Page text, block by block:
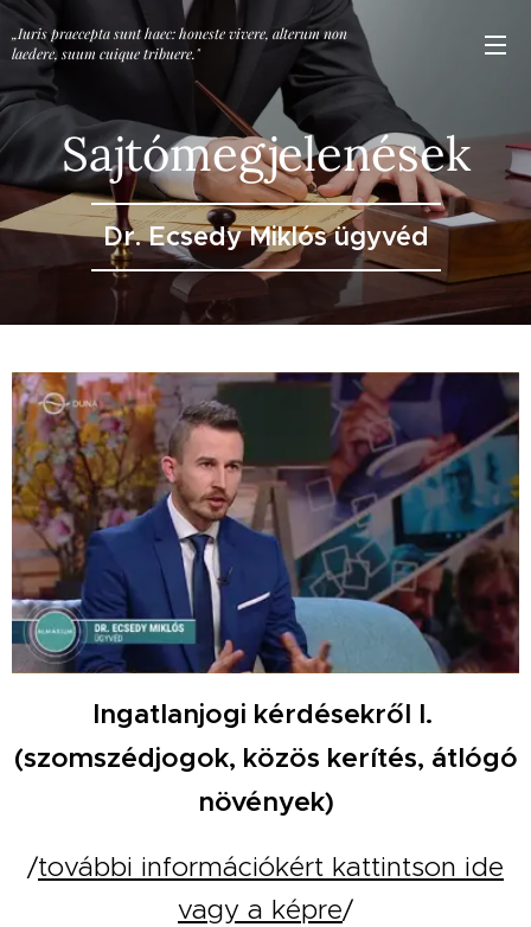
„Iuris praecepta sunt haec: honeste vivere, alterum non
laedere, suum cuique tribuere."
Sajtómegjelenések
Dr. Ecsedy Miklós ügyvéd
Ingatlanjogi kérdésekről I.
(szomszédjogok, közös kerítés, átlógó
növények)
/további információkért kattintson ide
vagy a képre/